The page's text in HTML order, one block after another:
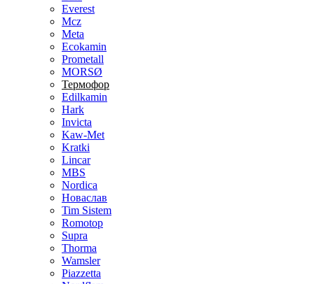
Everest
Mcz
Meta
Ecokamin
Prometall
MORSØ
Термофор
Edilkamin
Hark
Invicta
Kaw-Met
Kratki
Lincar
MBS
Nordica
Новаслав
Tim Sistem
Romotop
Supra
Thorma
Wamsler
Piazzetta